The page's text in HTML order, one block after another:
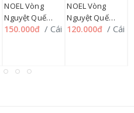
NOEL Vòng
Nguyệt Quế
35cm SP012359
150.000đ / Cái
NOEL Vòng
Nguyệt Quế
30cm SP012360
120.000đ / Cái